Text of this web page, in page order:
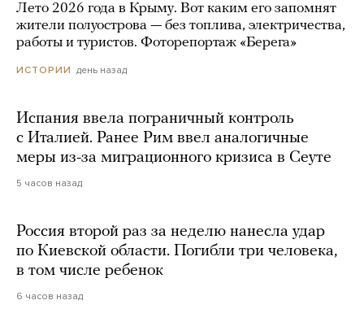
Лето 2026 года в Крыму. Вот каким его запомнят
жители полуострова — без топлива, электричества,
работы и туристов. Фоторепортаж «Берега»
ИСТОРИИ день назад
Испания ввела пограничный контроль
с Италией. Ранее Рим ввел аналогичные
меры из-за миграционного кризиса в Сеуте
5 часов назад
Россия второй раз за неделю нанесла удар
по Киевской области. Погибли три человека,
в том числе ребенок
6 часов назад